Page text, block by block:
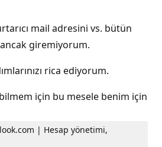
mail adresini vs. bütün
giremiyorum.
rica ediyorum.
için bu mesele benim için
| Hesap yönetimi,